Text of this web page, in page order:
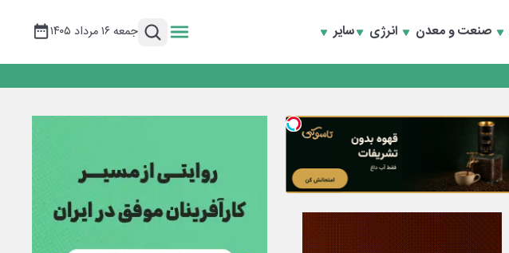
صنعت و معدن انرژی سایر جمعه ۱۶ مرداد ۱۴۰۵